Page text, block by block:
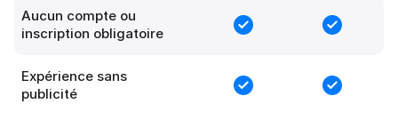
Aucun compte ou
inscription obligatoire
Expérience sans
publicité